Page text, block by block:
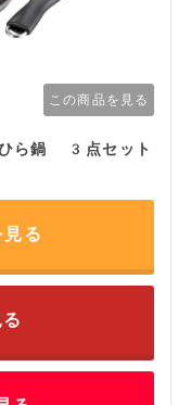
この商品を見る
ら鍋 3点セット
る